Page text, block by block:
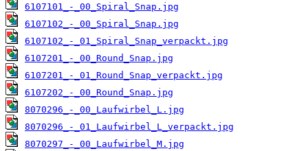
6107101_-_00_Spiral_Snap.jpg
6107102_-_00_Spiral_Snap.jpg
6107102_-_01_Spiral_Snap_verpackt.jpg
6107201_-_00_Round_Snap.jpg
6107201_-_01_Round_Snap_verpackt.jpg
6107202_-_00_Round_Snap.jpg
8070296_-_00_Laufwirbel_L.jpg
8070296_-_01_Laufwirbel_L_verpackt.jpg
8070297_-_00_Laufwirbel_M.jpg